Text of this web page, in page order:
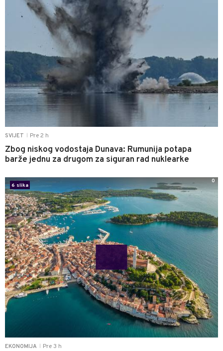
SVIJET Pre 2 h
Zbog niskog vodostaja Dunava: Rumunija potapa
barže jednu za drugom za siguran rad nuklearke
EKONOMIJA Pre 3 h
6 slika
0